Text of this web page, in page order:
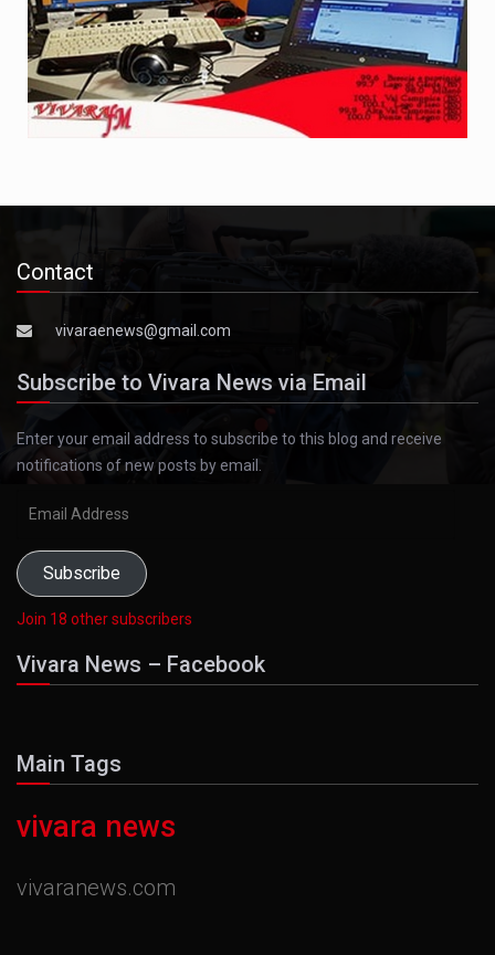
Contact
vivaraenews@gmail.com
Subscribe to Vivara News via Email
Enter your email address to subscribe to this blog and receive
notifications of new posts by email.
Subscribe
Join 18 other subscribers
Vivara News – Facebook
Main Tags
vivara news
vivaranews.com